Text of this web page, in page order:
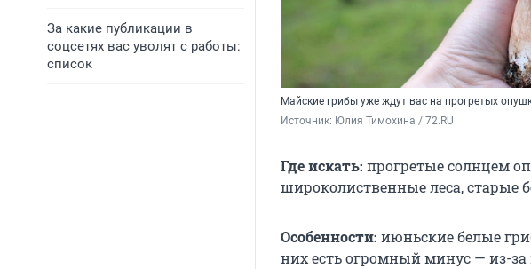
За какие публикации в
соцсетях вас уволят с работы:
список
Майские грибы уже ждут вас на прогретых
Источник: Юлия Тимохина / 72.RU
Где искать: прогретые солнцем
широколиственные леса, старые
Особенности: июньские белые
них есть огромный минус — из-